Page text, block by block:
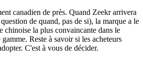
canadien de près. Quand Zeekr arrivera
de quand, pas de si), la marque a le
chinoise la plus convaincante dans le
Reste à savoir si les acheteurs
C'est à vous de décider.